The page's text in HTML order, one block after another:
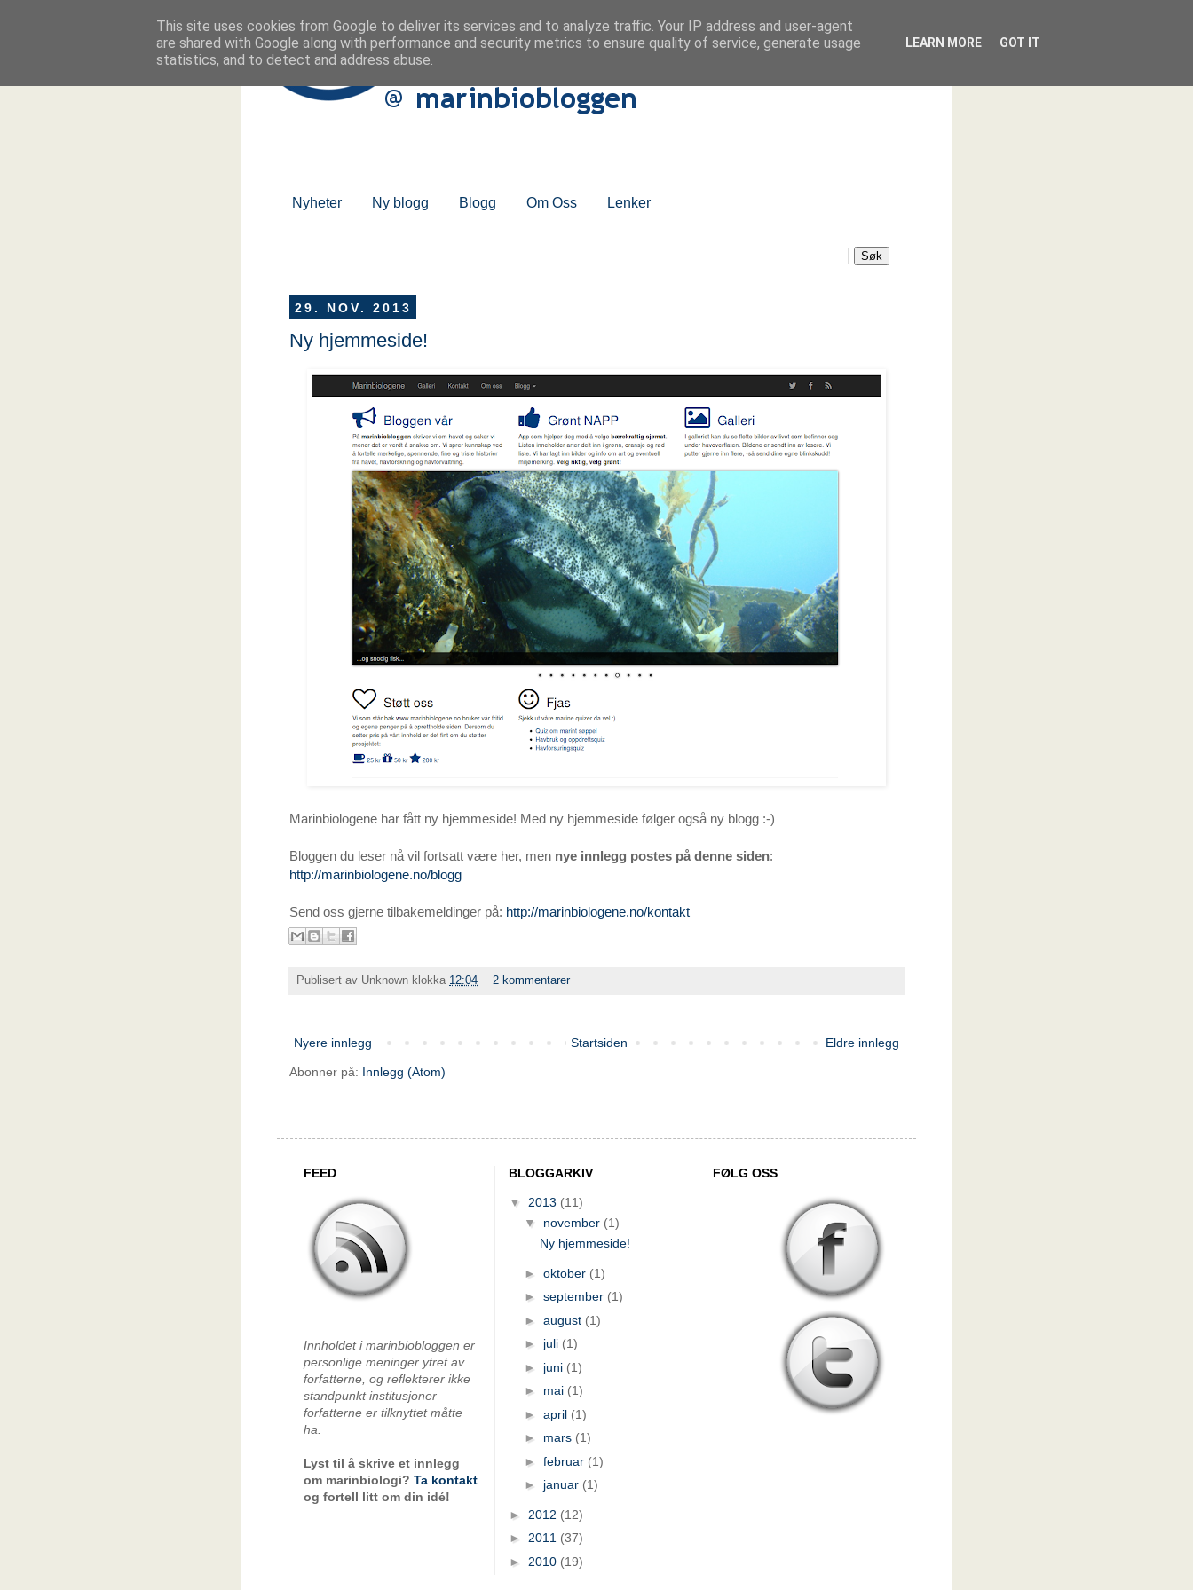
Nyheter Ny blogg Blogg Om Oss Lenker
29. NOV. 2013
Ny hjemmeside!
Marinbiologene har fått ny hjemmeside! Med ny hjemmeside følger også ny blogg :-)
Bloggen du leser nå vil fortsatt være her, men nye innlegg postes på denne siden:
http://marinbiologene.no/blogg
Send oss gjerne tilbakemeldinger på: http://marinbiologene.no/kontakt
Publisert av Unknown klokka 12:04 2 kommentarer
Nyere innlegg Eldre innlegg
Startsiden
Abonner på: Innlegg (Atom)
FEED
Innholdet i marinbiobloggen er
personlige meninger ytret av
forfatterne, og reflekterer ikke
standpunkt institusjoner
forfatterne er tilknyttet måtte
ha.
Lyst til å skrive et innlegg
om marinbiologi? Ta kontakt
og fortell litt om din idé!
BLOGGARKIV
▼ 2013 (11)
▼ november (1)
Ny hjemmeside!
► oktober (1)
► september (1)
► august (1)
► juli (1)
► juni (1)
► mai (1)
► april (1)
► mars (1)
► februar (1)
► januar (1)
► 2012 (12)
► 2011 (37)
► 2010 (19)
FØLG OSS
This site uses cookies from Google to deliver its services and to analyze traffic. Your IP address and user-agent
are shared with Google along with performance and security metrics to ensure quality of service, generate usage
statistics, and to detect and address abuse.
LEARN MORE GOT IT